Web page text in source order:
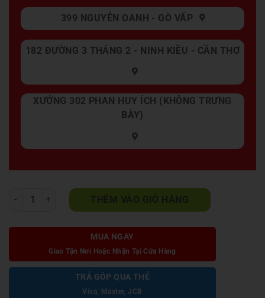
399 NGUYỄN OANH - GÒ VẤP
182 ĐƯỜNG 3 THÁNG 2 - NINH KIỀU - CẦN THƠ
XƯỞNG 302 PHAN HUY ÍCH (KHÔNG TRƯNG
BÀY)
Bộ Sofa Tân Cổ Điển Đẹp A217 số lượng
MUA NGAY
Giao Tận Nơi Hoặc Nhận Tại Cửa Hàng
TRẢ GÓP QUA THẺ
Visa, Master, JCB